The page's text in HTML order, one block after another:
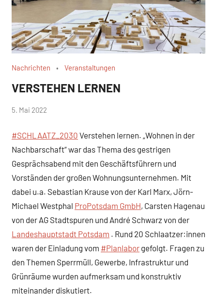
Nachrichten Veranstaltungen
VERSTEHEN LERNEN
von
5. Mai 2022
#SCHLAATZ_2030 Verstehen lernen. „Wohnen in der
Nachbarschaft“ war das Thema des gestrigen
Gesprächsabend mit den Geschäftsführern und
Vorständen der großen Wohnungsunternehmen. Mit
dabei u.a. Sebastian Krause von der Karl Marx, Jörn-
Michael Westphal ProPotsdam GmbH, Carsten Hagenau
von der AG Stadtspuren und André Schwarz von der
Landeshauptstadt Potsdam . Rund 20 Schlaatzer:innen
waren der Einladung vom #Planlabor gefolgt. Fragen zu
den Themen Sperrmüll, Gewerbe, Infrastruktur und
Grünräume wurden aufmerksam und konstruktiv
miteinander diskutiert.